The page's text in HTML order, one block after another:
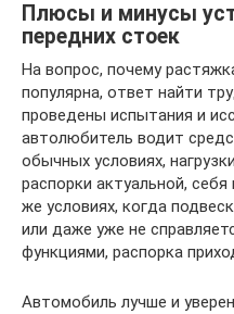
Плюсы и минусы
передних стоек
На вопрос, почему
популярна, ответ найти
проведены испытания и
автолюбитель водит
обычных условиях,
распорки актуальной,
же условиях, когда
или даже уже не
функциями, распорка
Автомобиль лучше и